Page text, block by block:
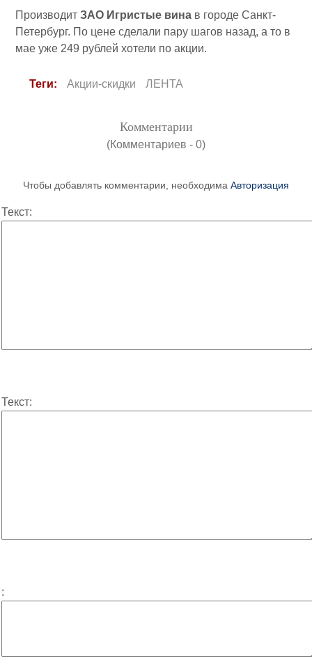
Производит ЗАО Игристые вина в городе Санкт-
Петербург. По цене сделали пару шагов назад, а то в
мае уже 249 рублей хотели по акции.
Теги: Акции-скидки ЛЕНТА
Комментарии
(Комментариев - 0)
Чтобы добавлять комментарии, необходима Авторизация
Текст:
Текст:
: